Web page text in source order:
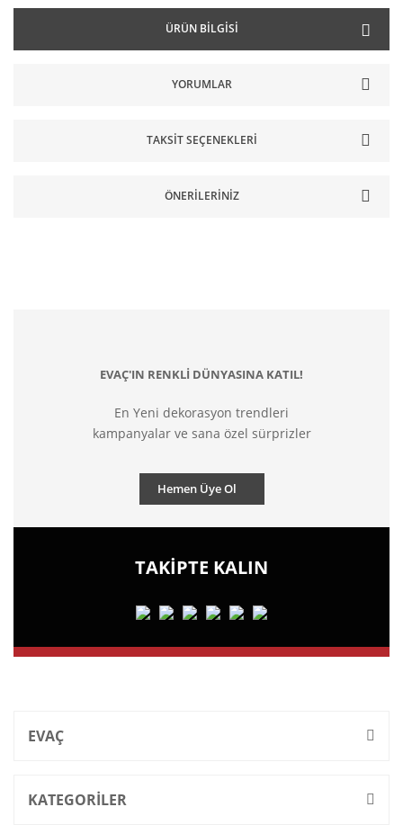
ÜRÜN BILGISI
YORUMLAR
TAKSIT SEÇENEKLERI
ÖNERILERINIZ
EVAÇ'IN RENKLİ DÜNYASINA KATIL!
En Yeni dekorasyon trendleri
kampanyalar ve sana özel sürprizler
Hemen Üye Ol
TAKİPTE KALIN
EVAÇ
KATEGORİLER